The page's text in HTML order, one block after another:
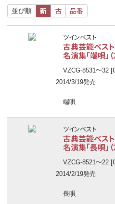
並び順 新 古 品番
ツインベスト
古典芸能ベスト
名演集「端唄」
VZCG-8531〜32
2014/3/19発売
端唄
ツインベスト
古典芸能ベスト
名演集「長唄」
VZCG-8521〜22
2014/2/19発売
長唄